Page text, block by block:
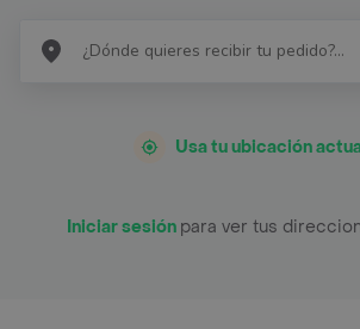
Usa tu ubicación
Iniciar sesión para ver tus